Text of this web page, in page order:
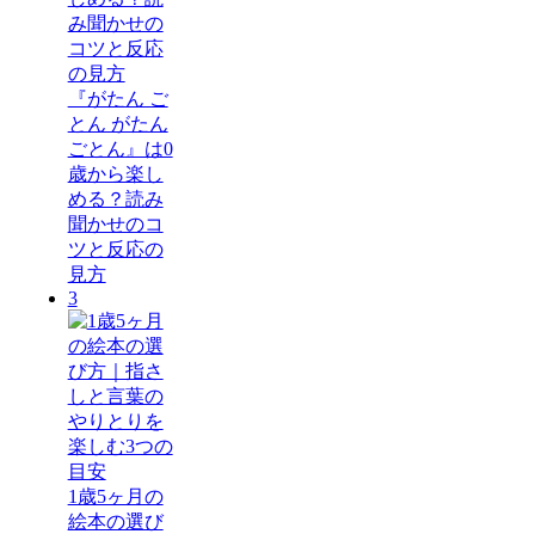
『がたん ご
とん がたん
ごとん』は0
歳から楽し
める？読み
聞かせのコ
ツと反応の
見方
3
1歳5ヶ月の
絵本の選び